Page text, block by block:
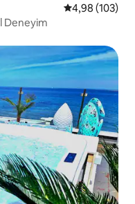
5 üzerinden
4,98 (103)
Deneyim